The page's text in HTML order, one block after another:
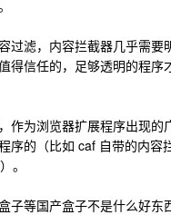
过滤，内容拦截器几乎需要
得信任的，足够透明的程序
作为浏览器扩展程序出现的
序的（比如 caf 自带的内容
。
子等国产盒子不是什么好东